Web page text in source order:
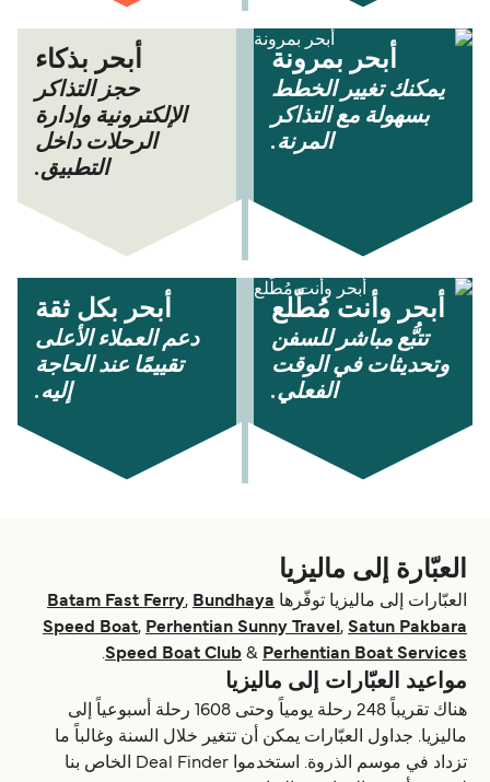
أبحر بمرونة
يمكنك تغيير الخطط
بسهولة مع التذاكر
المرنة.
أبحر بذكاء
حجز التذاكر
الإلكترونية وإدارة
الرحلات داخل
التطبيق.
أبحر وأنت مُطّلع
تتبُّع مباشر للسفن
وتحديثات في الوقت
الفعلي.
أبحر بكل ثقة
دعم العملاء الأعلى
تقييمًا عند الحاجة
إليه.
العبّارة إلى ماليزيا
العبّارات إلى ماليزيا توفّرها Batam Fast Ferry,Bundhaya
Speed Boat,Perhentian Sunny Travel,Satun Pakbara
Speed Boat Club &Perhentian Boat Services
.
مواعيد العبّارات إلى ماليزيا
هناك تقريباً 248 رحلة يومياً وحتى 1608 رحلة أسبوعياً إلى
ماليزيا. جداول العبّارات يمكن أن تتغير خلال السنة وغالباً ما
تزداد في موسم الذروة. استخدموا Deal Finder الخاص بنا